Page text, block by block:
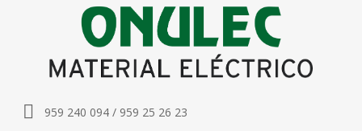
959 240 094 / 959 25 26 23